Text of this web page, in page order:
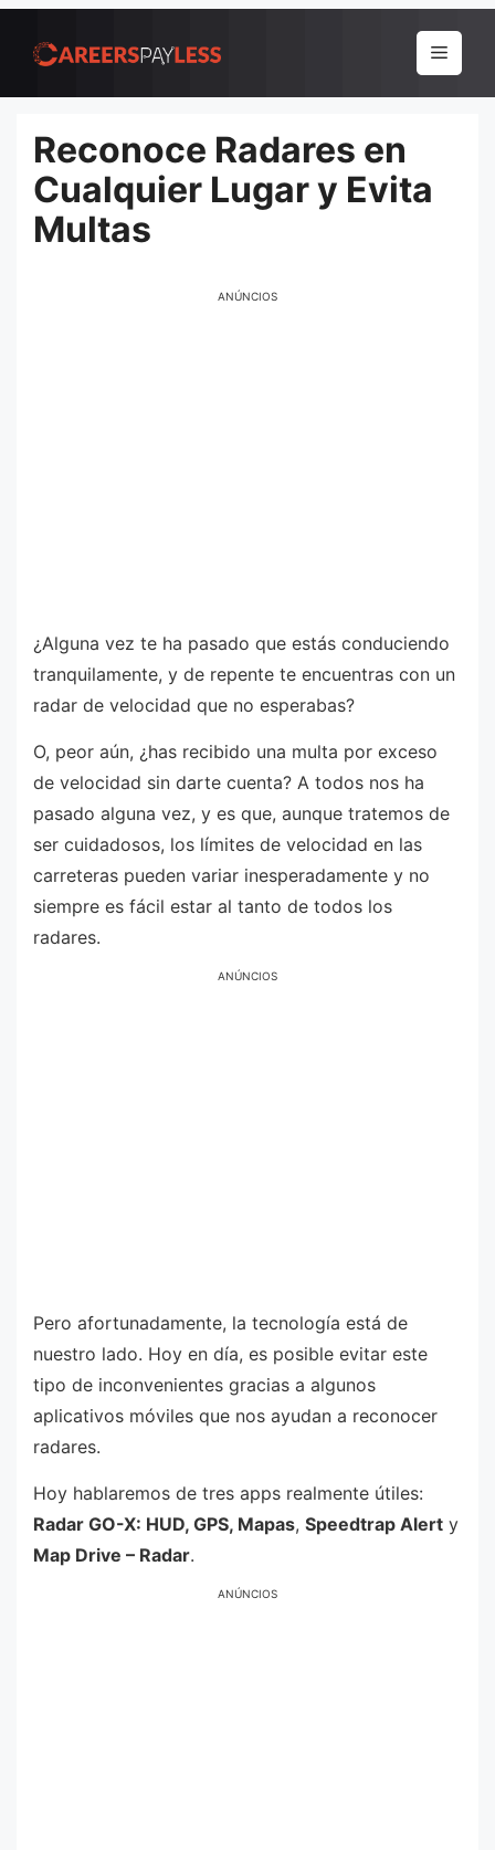
para
conteúdo
Menu
Reconoce Radares en
Cualquier Lugar y Evita
Multas
ANÚNCIOS
¿Alguna vez te ha pasado que estás conduciendo
tranquilamente, y de repente te encuentras con un
radar de velocidad que no esperabas?
O, peor aún, ¿has recibido una multa por exceso
de velocidad sin darte cuenta? A todos nos ha
pasado alguna vez, y es que, aunque tratemos de
ser cuidadosos, los límites de velocidad en las
carreteras pueden variar inesperadamente y no
siempre es fácil estar al tanto de todos los
radares.
ANÚNCIOS
Pero afortunadamente, la tecnología está de
nuestro lado. Hoy en día, es posible evitar este
tipo de inconvenientes gracias a algunos
aplicativos móviles que nos ayudan a reconocer
radares.
Hoy hablaremos de tres apps realmente útiles:
Radar GO-X: HUD, GPS, Mapas, Speedtrap Alert y
Map Drive – Radar.
ANÚNCIOS